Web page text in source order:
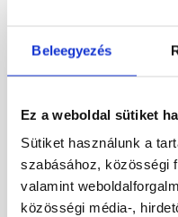
Beleegyezés
Ez a weboldal sütiket
Sütiket használunk a
szabásához, közösségi
valamint
közösségi média-,